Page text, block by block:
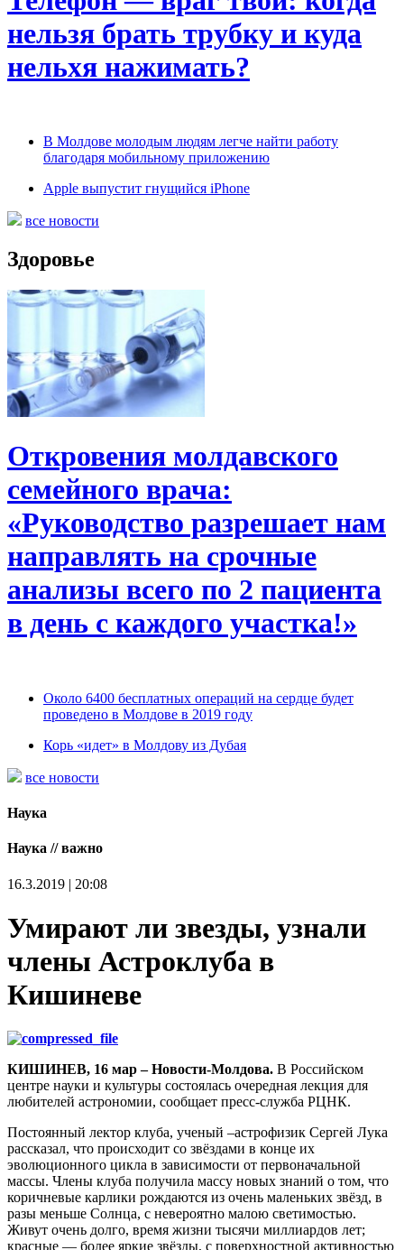
нельзя брать трубку и куда
нельхя нажимать?
В Молдове молодым людям легче найти работу
благодаря мобильному приложению
Apple выпустит гнущийся iPhone
все новости
Здоровье
Откровения молдавского
семейного врача:
«Руководство разрешает нам
направлять на срочные
анализы всего по 2 пациента
в день с каждого участка!»
Около 6400 бесплатных операций на сердце будет
проведено в Молдове в 2019 году
Корь «идет» в Молдову из Дубая
все новости
Наука
Наука // важно
16.3.2019 | 20:08
Умирают ли звезды, узнали
члены Астроклуба в
Кишиневе
КИШИНЕВ, 16 мар – Новости-Молдова. В Российском
центре науки и культуры состоялась очередная лекция для
любителей астрономии, сообщает пресс-служба РЦНК.
Постоянный лектор клуба, ученый –астрофизик Сергей Лука
рассказал, что происходит со звёздами в конце их
эволюционного цикла в зависимости от первоначальной
массы. Члены клуба получила массу новых знаний о том, что
коричневые карлики рождаются из очень маленьких звёзд, в
разы меньше Солнца, с невероятно малою светимостью.
Живут очень долго, время жизни тысячи миллиардов лет;
красные — более яркие звёзды, с поверхностной активностью